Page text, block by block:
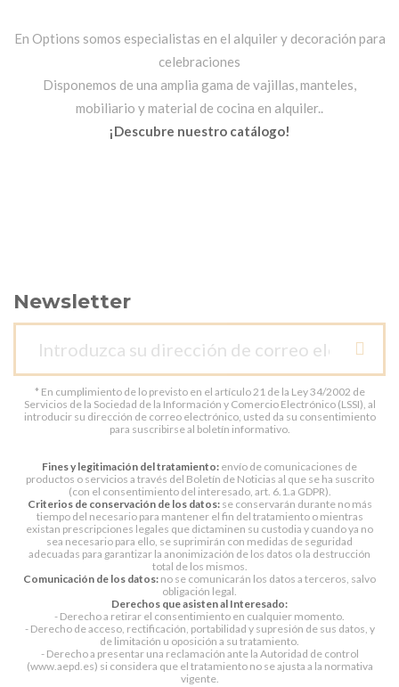
En Options somos especialistas en el alquiler y decoración para
celebraciones
Disponemos de una amplia gama de vajillas, manteles,
mobiliario y material de cocina en alquiler..
¡Descubre nuestro catálogo!
Newsletter
* En cumplimiento de lo previsto en el artículo 21 de la Ley 34/2002 de
Servicios de la Sociedad de la Información y Comercio Electrónico (LSSI), al
introducir su dirección de correo electrónico, usted da su consentimiento
para suscribirse al boletín informativo.
Fines y legitimación del tratamiento: envío de comunicaciones de
productos o servicios a través del Boletín de Noticias al que se ha suscrito
(con el consentimiento del interesado, art. 6.1.a GDPR).
Criterios de conservación de los datos:se conservarán durante no más
tiempo del necesario para mantener el fin del tratamiento o mientras
existan prescripciones legales que dictaminen su custodia y cuando ya no
sea necesario para ello, se suprimirán con medidas de seguridad
adecuadas para garantizar la anonimización de los datos o la destrucción
total de los mismos.
Comunicación de los datos: no se comunicarán los datos a terceros, salvo
obligación legal.
Derechos que asisten al Interesado:
- Derecho a retirar el consentimiento en cualquier momento.
- Derecho de acceso, rectificación, portabilidad y supresión de sus datos, y
de limitación u oposición a su tratamiento.
- Derecho a presentar una reclamación ante la Autoridad de control
(www.aepd.es) si considera que el tratamiento no se ajusta a la normativa
vigente.